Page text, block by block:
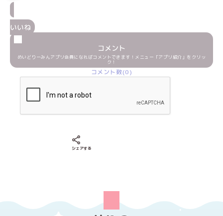
いいね
コメント
めいどりーみんアプリ会員になればコメントできます！メニュー「アプリ紹介」をクリッ
ク！
コメント数(0)
シェアする